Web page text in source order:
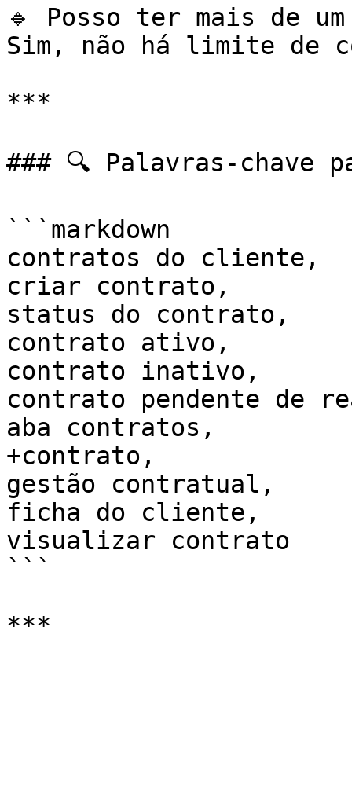
🔹 Posso ter mais de
Sim, não há limite de
***
### 🔍 Palavras-chave
```markdown
contratos do cliente,
criar contrato,
status do contrato,
contrato ativo,
contrato inativo,
contrato pendente de
aba contratos,
+contrato,
gestão contratual,
ficha do cliente,
visualizar contrato
```